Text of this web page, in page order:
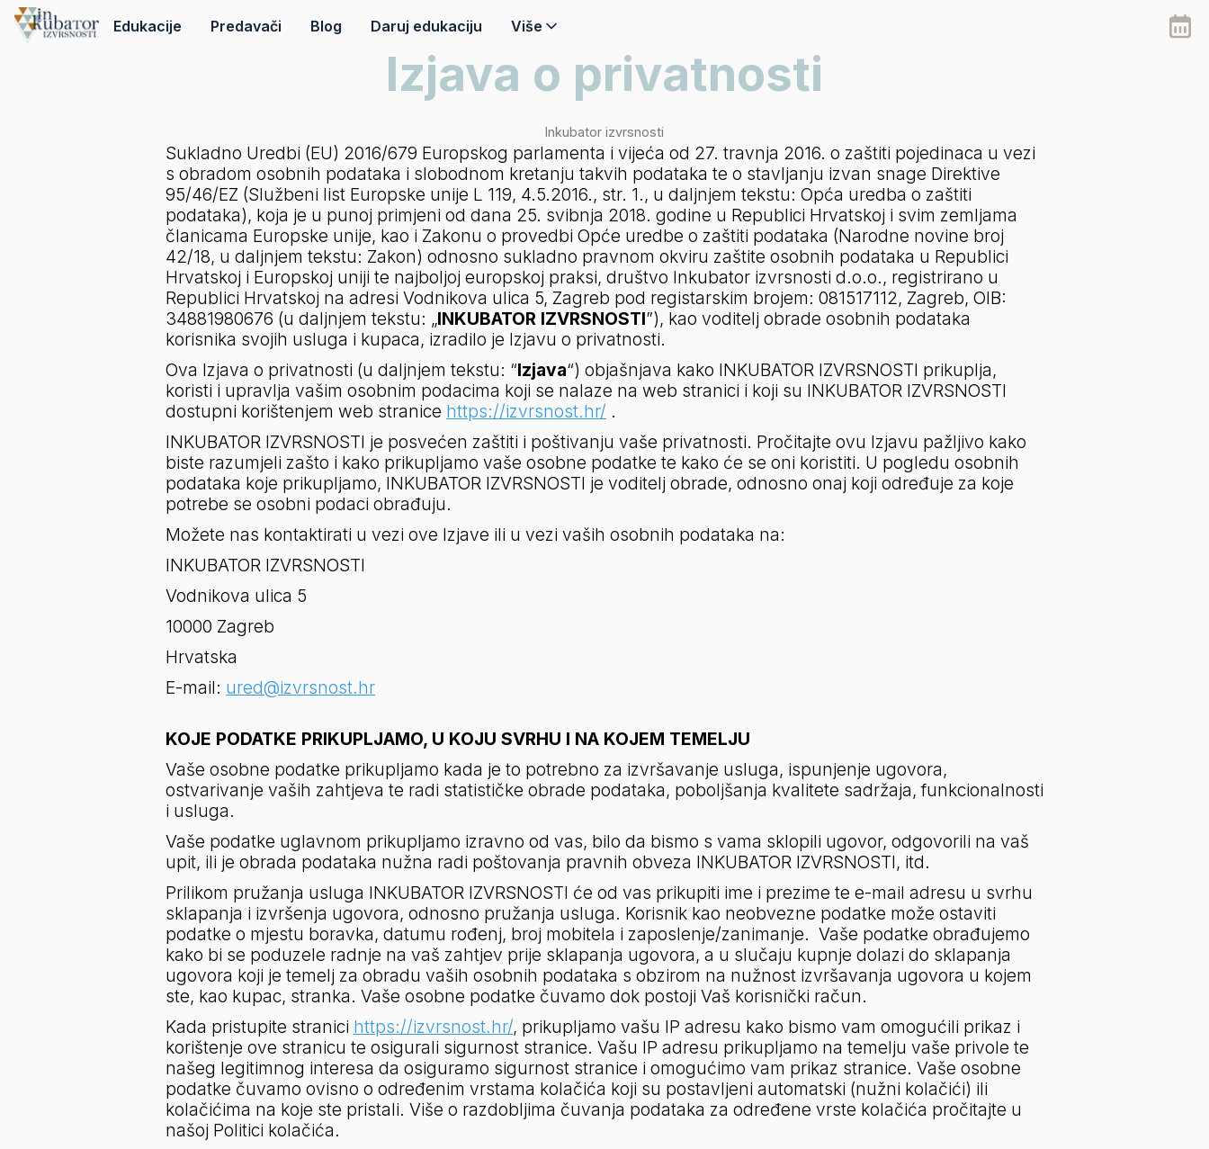
Edukacije Predavači Blog Daruj edukaciju Više
Izjava o privatnosti
Inkubator izvrsnosti
Sukladno Uredbi (EU) 2016/679 Europskog parlamenta i vijeća od 27. travnja 2016. o zaštiti pojedinaca u vezi
s obradom osobnih podataka i slobodnom kretanju takvih podataka te o stavljanju izvan snage Direktive
95/46/EZ (Službeni list Europske unije L 119, 4.5.2016., str. 1., u daljnjem tekstu: Opća uredba o zaštiti
podataka), koja je u punoj primjeni od dana 25. svibnja 2018. godine u Republici Hrvatskoj i svim zemljama
članicama Europske unije, kao i Zakonu o provedbi Opće uredbe o zaštiti podataka (Narodne novine broj
42/18, u daljnjem tekstu: Zakon) odnosno sukladno pravnom okviru zaštite osobnih podataka u Republici
Hrvatskoj i Europskoj uniji te najboljoj europskoj praksi, društvo Inkubator izvrsnosti d.o.o., registrirano u
Republici Hrvatskoj na adresi Vodnikova ulica 5, Zagreb pod registarskim brojem: 081517112, Zagreb, OIB:
34881980676 (u daljnjem tekstu: „INKUBATOR IZVRSNOSTI”), kao voditelj obrade osobnih podataka
korisnika svojih usluga i kupaca, izradilo je Izjavu o privatnosti.
Ova Izjava o privatnosti (u daljnjem tekstu: “Izjava“) objašnjava kako INKUBATOR IZVRSNOSTI prikuplja,
koristi i upravlja vašim osobnim podacima koji se nalaze na web stranici i koji su INKUBATOR IZVRSNOSTI
dostupni korištenjem web stranice https://izvrsnost.hr/ .
INKUBATOR IZVRSNOSTI je posvećen zaštiti i poštivanju vaše privatnosti. Pročitajte ovu Izjavu pažljivo kako
biste razumjeli zašto i kako prikupljamo vaše osobne podatke te kako će se oni koristiti. U pogledu osobnih
podataka koje prikupljamo, INKUBATOR IZVRSNOSTI je voditelj obrade, odnosno onaj koji određuje za koje
potrebe se osobni podaci obrađuju.
Možete nas kontaktirati u vezi ove Izjave ili u vezi vaših osobnih podataka na:
INKUBATOR IZVRSNOSTI
Vodnikova ulica 5
10000 Zagreb
Hrvatska
E-mail: ured@izvrsnost.hr
KOJE PODATKE PRIKUPLJAMO, U KOJU SVRHU I NA KOJEM TEMELJU
Vaše osobne podatke prikupljamo kada je to potrebno za izvršavanje usluga, ispunjenje ugovora,
ostvarivanje vaših zahtjeva te radi statističke obrade podataka, poboljšanja kvalitete sadržaja, funkcionalnosti
i usluga.
Vaše podatke uglavnom prikupljamo izravno od vas, bilo da bismo s vama sklopili ugovor, odgovorili na vaš
upit, ili je obrada podataka nužna radi poštovanja pravnih obveza INKUBATOR IZVRSNOSTI, itd.
Prilikom pružanja usluga INKUBATOR IZVRSNOSTI će od vas prikupiti ime i prezime te e-mail adresu u svrhu
sklapanja i izvršenja ugovora, odnosno pružanja usluga. Korisnik kao neobvezne podatke može ostaviti
podatke o mjestu boravka, datumu rođenj, broj mobitela i zaposlenje/zanimanje.  Vaše podatke obrađujemo
kako bi se poduzele radnje na vaš zahtjev prije sklapanja ugovora, a u slučaju kupnje dolazi do sklapanja
ugovora koji je temelj za obradu vaših osobnih podataka s obzirom na nužnost izvršavanja ugovora u kojem
ste, kao kupac, stranka. Vaše osobne podatke čuvamo dok postoji Vaš korisnički račun.
Kada pristupite stranici https://izvrsnost.hr/, prikupljamo vašu IP adresu kako bismo vam omogućili prikaz i
korištenje ove stranicu te osigurali sigurnost stranice. Vašu IP adresu prikupljamo na temelju vaše privole te
našeg legitimnog interesa da osiguramo sigurnost stranice i omogućimo vam prikaz stranice. Vaše osobne
podatke čuvamo ovisno o određenim vrstama kolačića koji su postavljeni automatski (nužni kolačići) ili
kolačićima na koje ste pristali. Više o razdobljima čuvanja podataka za određene vrste kolačića pročitajte u
našoj Politici kolačića.